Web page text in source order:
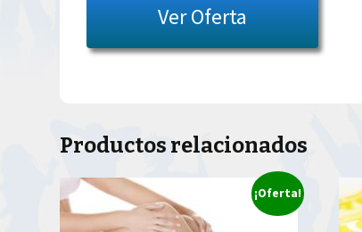
Ver Oferta
Productos relacionados
¡Oferta!